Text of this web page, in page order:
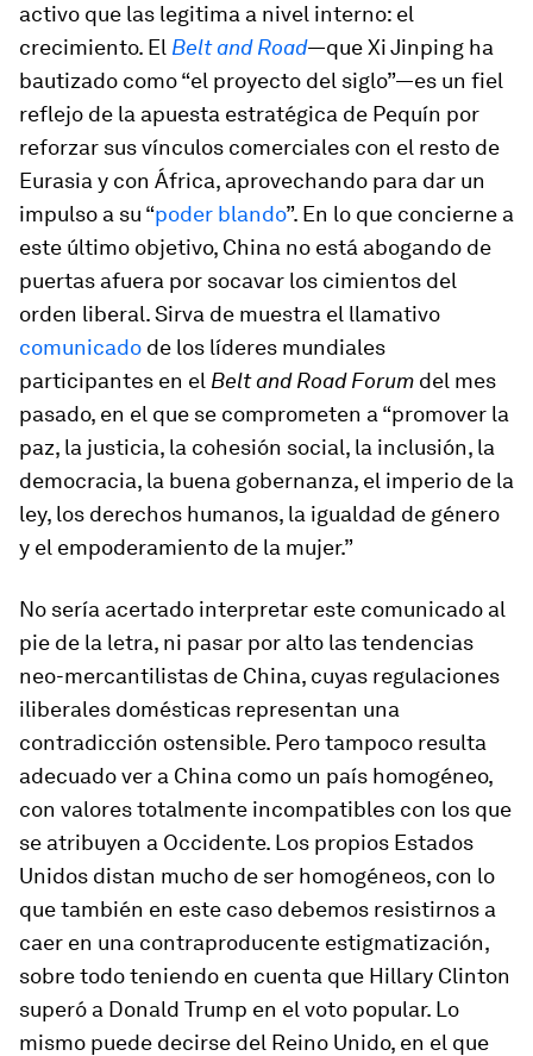
activo que las legitima a nivel interno: el
crecimiento. El Belt and Road—que Xi Jinping ha
bautizado como “el proyecto del siglo”—es un fiel
reflejo de la apuesta estratégica de Pequín por
reforzar sus vínculos comerciales con el resto de
Eurasia y con África, aprovechando para dar un
impulso a su “poder blando”. En lo que concierne a
este último objetivo, China no está abogando de
puertas afuera por socavar los cimientos del
orden liberal. Sirva de muestra el llamativo
comunicado de los líderes mundiales
participantes en el Belt and Road Forum del mes
pasado, en el que se comprometen a “promover la
paz, la justicia, la cohesión social, la inclusión, la
democracia, la buena gobernanza, el imperio de la
ley, los derechos humanos, la igualdad de género
y el empoderamiento de la mujer.”
No sería acertado interpretar este comunicado al
pie de la letra, ni pasar por alto las tendencias
neo-mercantilistas de China, cuyas regulaciones
iliberales domésticas representan una
contradicción ostensible. Pero tampoco resulta
adecuado ver a China como un país homogéneo,
con valores totalmente incompatibles con los que
se atribuyen a Occidente. Los propios Estados
Unidos distan mucho de ser homogéneos, con lo
que también en este caso debemos resistirnos a
caer en una contraproducente estigmatización,
sobre todo teniendo en cuenta que Hillary Clinton
superó a Donald Trump en el voto popular. Lo
mismo puede decirse del Reino Unido, en el que